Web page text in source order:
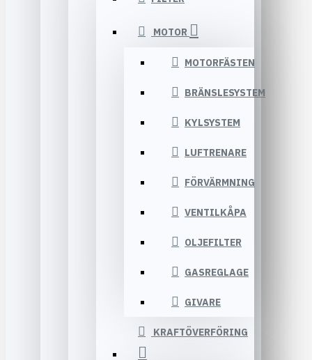
MOTOR
MOTORFÄSTEN
BRÄNSLESYSTEM
KYLSYSTEM
LUFTRENARE
FÖRVÄRMNING
VENTILKÅPA
OLJEFILTER
GASREGLAGE
GIVARE
KRAFTÖVERFÖRING